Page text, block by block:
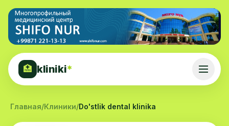
🏥 kliniki*
Главная/Клиники/Do'stlik dental klinika